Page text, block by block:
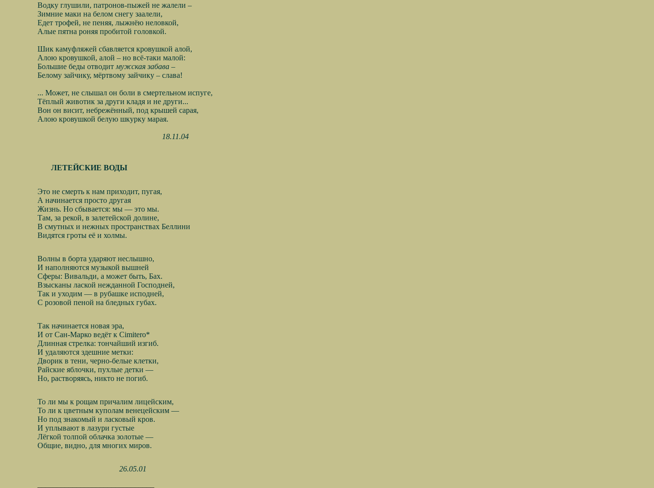
Водку глушили, патронов-пыжей не жалели –
Зимние маки на белом снегу заалели,
Едет трофей, не пеняя, лыжнёю неловкой,
Алые пятна роняя пробитой головкой.
Шик камуфляжей сбавляется кровушкой алой,
Алою кровушкой, алой – но всё-таки малой:
Большие беды отводит мужская забава –
Белому зайчику, мёртвому зайчику – слава!
... Может, не слышал он боли в смертельном испуге,
Тёплый животик за други кладя и не други...
Вон он висит, небрежённый, под крышей сарая,
Алою кровушкой белую шкурку марая.
18.11.04
ЛЕТЕЙСКИЕ ВОДЫ
Это не смерть к нам приходит, пугая,
А начинается просто другая
Жизнь. Но сбывается: мы — это мы.
Там, за рекой, в залетейской долине,
В смутных и нежных пространствах Беллини
Видятся гроты её и холмы.
Волны в борта ударяют неслышно,
И наполняются музыкой вышней
Сферы: Вивальди, а может быть, Бах.
Взысканы лаской нежданной Господней,
Так и уходим — в рубашке исподней,
С розовой пеной на бледных губах.
Так начинается новая эра,
И от Сан-Марко ведёт к Cimitero*
Длинная стрелка: тончайший изгиб.
И удаляются здешние метки:
Дворик в тени, черно-белые клетки,
Райские яблочки, пухлые детки —
Но, растворяясь, никто не погиб.
То ли мы к рощам причалим лицейским,
То ли к цветным куполам венецейским —
Но под знакомый и ласковый кров.
И уплывают в лазури густые
Лёгкой толпой облачка золотые —
Общие, видно, для многих миров.
26.05.01